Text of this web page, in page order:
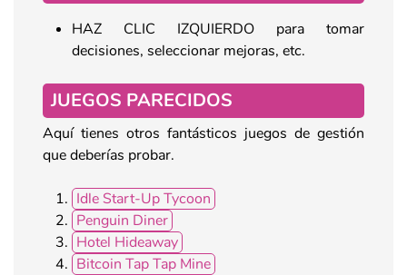
HAZ CLIC IZQUIERDO para tomar
decisiones, seleccionar mejoras, etc.
JUEGOS PARECIDOS
Aquí tienes otros fantásticos juegos de gestión
que deberías probar.
Idle Start-Up Tycoon
Penguin Diner
Hotel Hideaway
Bitcoin Tap Tap Mine